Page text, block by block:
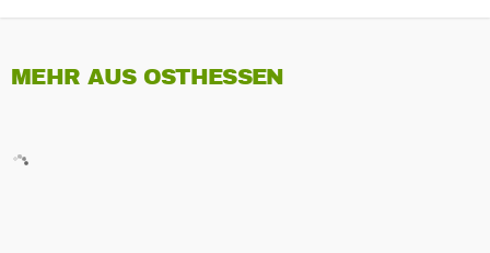
MEHR AUS OSTHESSEN